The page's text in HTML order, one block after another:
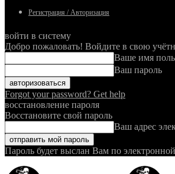
Регистрация / Авторизация
войти в систему
Добро пожаловать! Войдите в свою
Ваше имя
Ваш пароль
Forgot your password? Get help
восстановление пароля
Восстановите свой пароль
Ваш адрес
Пароль будет выслан Вам по